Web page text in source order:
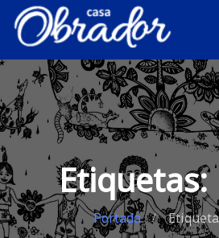
Etiquetas:
Portada